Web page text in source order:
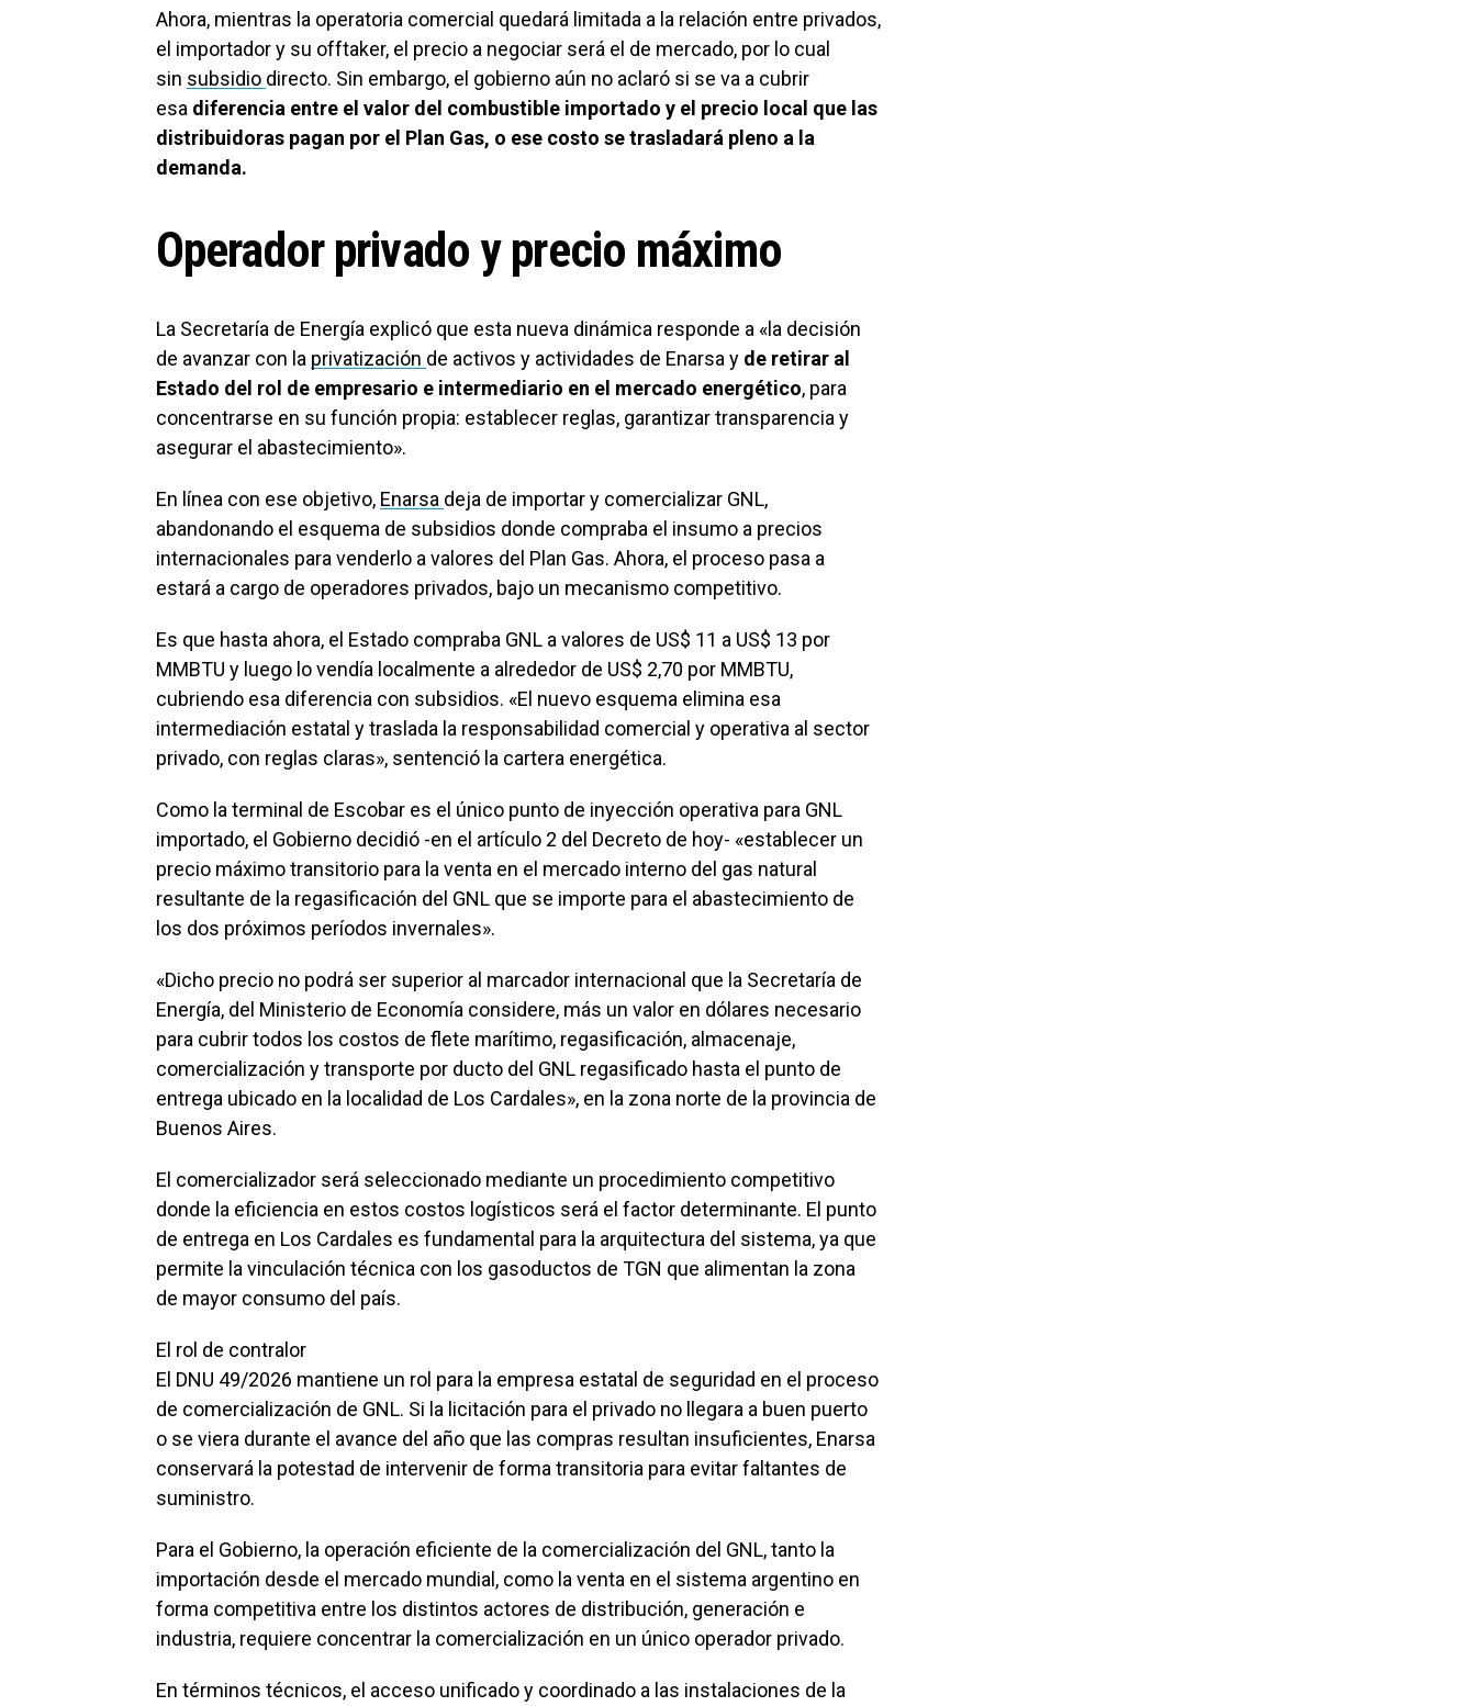
Ahora, mientras la operatoria comercial quedará limitada a la relación entre privados,
el importador y su offtaker, el precio a negociar será el de mercado, por lo cual
sin subsidio directo. Sin embargo, el gobierno aún no aclaró si se va a cubrir
esa diferencia entre el valor del combustible importado y el precio local que las
distribuidoras pagan por el Plan Gas, o ese costo se trasladará pleno a la
demanda.
Operador privado y precio máximo
La Secretaría de Energía explicó que esta nueva dinámica responde a «la decisión
de avanzar con la privatización de activos y actividades de Enarsa y de retirar al
Estado del rol de empresario e intermediario en el mercado energético, para
concentrarse en su función propia: establecer reglas, garantizar transparencia y
asegurar el abastecimiento».
En línea con ese objetivo, Enarsa deja de importar y comercializar GNL,
abandonando el esquema de subsidios donde compraba el insumo a precios
internacionales para venderlo a valores del Plan Gas. Ahora, el proceso pasa a
estará a cargo de operadores privados, bajo un mecanismo competitivo.
Es que hasta ahora, el Estado compraba GNL a valores de US$ 11 a US$ 13 por
MMBTU y luego lo vendía localmente a alrededor de US$ 2,70 por MMBTU,
cubriendo esa diferencia con subsidios. «El nuevo esquema elimina esa
intermediación estatal y traslada la responsabilidad comercial y operativa al sector
privado, con reglas claras», sentenció la cartera energética.
Como la terminal de Escobar es el único punto de inyección operativa para GNL
importado, el Gobierno decidió -en el artículo 2 del Decreto de hoy- «establecer un
precio máximo transitorio para la venta en el mercado interno del gas natural
resultante de la regasificación del GNL que se importe para el abastecimiento de
los dos próximos períodos invernales».
«Dicho precio no podrá ser superior al marcador internacional que la Secretaría de
Energía, del Ministerio de Economía considere, más un valor en dólares necesario
para cubrir todos los costos de flete marítimo, regasificación, almacenaje,
comercialización y transporte por ducto del GNL regasificado hasta el punto de
entrega ubicado en la localidad de Los Cardales», en la zona norte de la provincia de
Buenos Aires.
El comercializador será seleccionado mediante un procedimiento competitivo
donde la eficiencia en estos costos logísticos será el factor determinante. El punto
de entrega en Los Cardales es fundamental para la arquitectura del sistema, ya que
permite la vinculación técnica con los gasoductos de TGN que alimentan la zona
de mayor consumo del país.
El rol de contralor
El DNU 49/2026 mantiene un rol para la empresa estatal de seguridad en el proceso
de comercialización de GNL. Si la licitación para el privado no llegara a buen puerto
o se viera durante el avance del año que las compras resultan insuficientes, Enarsa
conservará la potestad de intervenir de forma transitoria para evitar faltantes de
suministro.
Para el Gobierno, la operación eficiente de la comercialización del GNL, tanto la
importación desde el mercado mundial, como la venta en el sistema argentino en
forma competitiva entre los distintos actores de distribución, generación e
industria, requiere concentrar la comercialización en un único operador privado.
En términos técnicos, el acceso unificado y coordinado a las instalaciones de la